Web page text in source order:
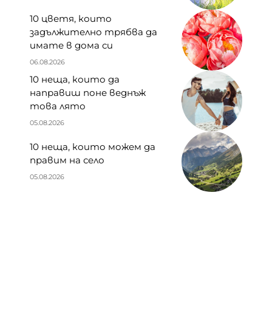
10 цветя, които
задължително трябва да
имате в дома си
06.08.2026
10 неща, които да
направиш поне веднъж
това лято
05.08.2026
10 неща, които можем да
правим на село
05.08.2026